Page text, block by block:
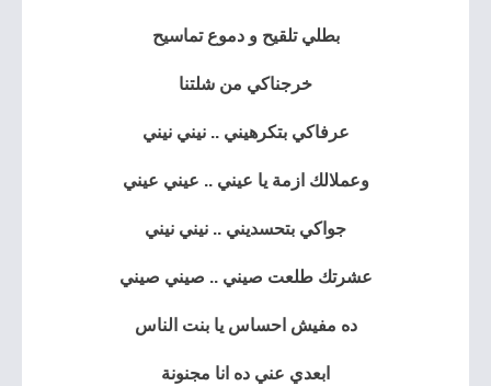
بطلي تلقيح و دموع تماسيح
خرجناكي من شلتنا
عرفاكي بتكرهيني .. نيني نيني
وعملالك ازمة يا عيني .. عيني عيني
جواكي بتحسديني .. نيني نيني
عشرتك طلعت صيني .. صيني صيني
ده مفيش احساس يا بنت الناس
ابعدي عني ده انا مجنونة